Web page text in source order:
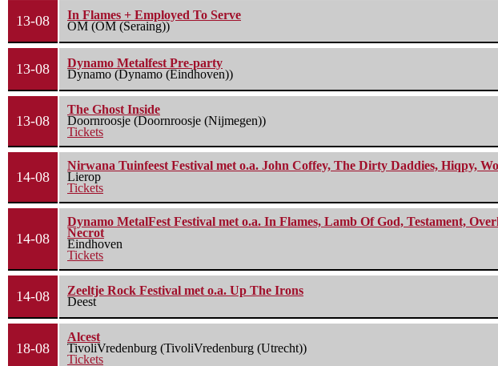
13-08
In Flames + Employed To Serve
OM (OM (Seraing))
13-08
Dynamo Metalfest Pre-party
Dynamo (Dynamo (Eindhoven))
13-08
The Ghost Inside
Doornroosje (Doornroosje (Nijmegen))
Tickets
14-08
Nirwana Tuinfeest Festival met o.a. John Coffey, The Dirty Daddies, Hiqpy,
Lierop
Tickets
14-08
Dynamo MetalFest Festival met o.a. In Flames, Lamb Of God, Testament,
Necrot
Eindhoven
Tickets
14-08
Zeeltje Rock Festival met o.a. Up The Irons
Deest
18-08
Alcest
TivoliVredenburg (TivoliVredenburg (Utrecht))
Tickets